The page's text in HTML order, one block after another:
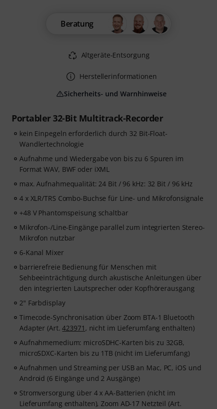
Portabler 32-Bit Multitrack-Recorder
kein Einpegeln erforderlich durch 32 Bit-Float-
Wandlertechnologie
Aufnahme und Wiedergabe von bis zu 6 Spuren im
Format WAV, BWF oder iXML
max. Aufnahmequalität: 24 Bit / 96 kHz: 32 Bit / 96 kHz
4 x XLR/TRS Combo-Buchse für Line- und Mikrofonsignale
+48 V Phantomspeisung schaltbar
Mikrofon-/Line-Eingänge parallel zum integrierten Stereo-
Mikrofon nutzbar
6-Kanal Mixer
barrierefreie Bedienung für Menschen mit
Sehbeeinträchtigung durch akustische Anleitungen über
den integrierten Lautsprecher oder Kopfhörerausgang
2" Farbdisplay
Timecode-Synchronisation über Zoom BTA-1 Bluetooth
Adapter (Art.423971 , nicht im Lieferumfang enthalten)
Aufnahmemedium: microSDHC-Karten bis zu 32GB,
microSDXC-Karten bis zu 1TB (nicht im Lieferumfang)
Aufnahmen und Streaming per USB an Mac, PC, iOS und
Android (6 Eingänge und 2 Ausgänge)
Stromversorgung über 4 x AA-Batterien (nicht im
Lieferumfang enthalten), Zoom AD-17 Netzteil (Art.
Beratung
Altgeräte-Entsorgung
Herstellerinformationen
Sicherheits- und Warnhinweise